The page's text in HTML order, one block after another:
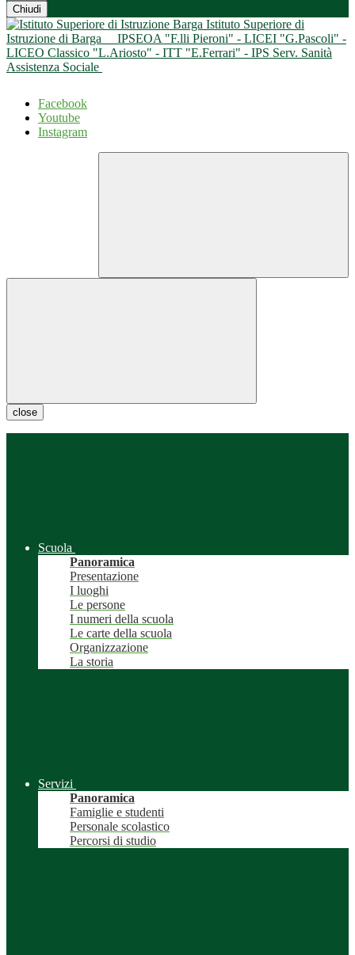
Chiudi
Istituto Superiore di
Istruzione di Barga
IPSEOA "F.lli Pieroni" - LICEI "G.Pascoli" -
LICEO Classico "L.Ariosto" - ITT "E.Ferrari" - IPS Serv. Sanità
Assistenza Sociale
Facebook
Youtube
Instagram
close
Scuola
Panoramica
Presentazione
I luoghi
Le persone
I numeri della scuola
Le carte della scuola
Organizzazione
La storia
Servizi
Panoramica
Famiglie e studenti
Personale scolastico
Percorsi di studio